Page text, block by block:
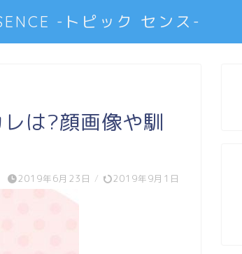
-トピック センス-
は?顔画像や馴
2019年6月23日 / 2019年9月1日